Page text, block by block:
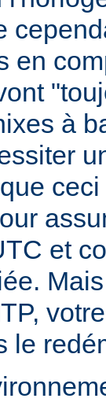
en
à
et
le